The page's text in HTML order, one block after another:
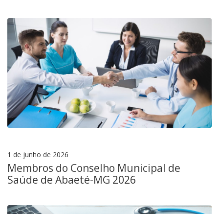
1 de junho de 2026
Membros do Conselho Municipal de
Saúde de Abaeté-MG 2026